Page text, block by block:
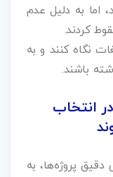
اما به دلیل عدم
کردند.
نگاه کنند و به
باشند.
انتخاب
پروژه‌ها، به